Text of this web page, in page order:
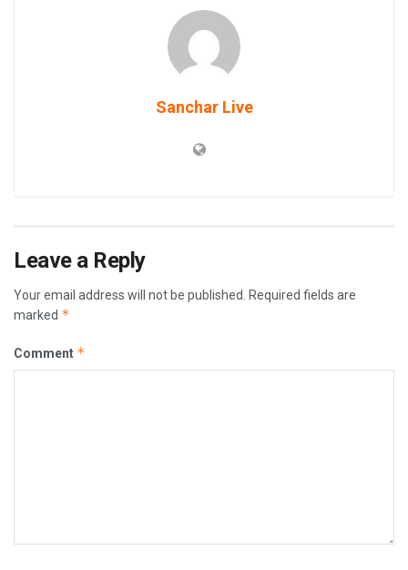
Sanchar Live
Leave a Reply
Your email address will not be published. Required fields are
marked *
Comment *